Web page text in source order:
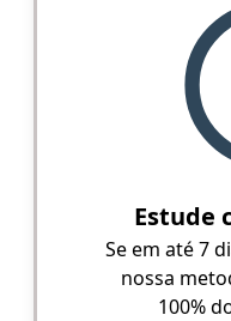
Estude
Se em até 7
nossa
100%